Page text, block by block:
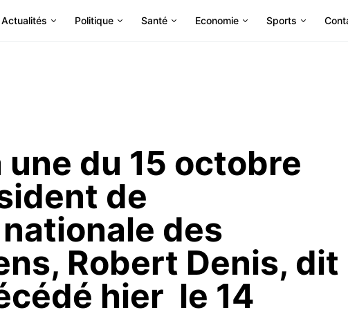
Actualités Politique Santé Economie Sports
du 15 octobre
de
des
Robert Denis, dit
hier le 14